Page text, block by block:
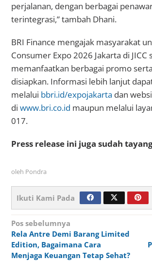
perjalanan, dengan berbagai
terintegrasi,” tambah Dhani.
BRI Finance mengajak masyarakat
Consumer Expo 2026 Jakarta di
memanfaatkan berbagai promo
disiapkan. Informasi lebih lanjut
melalui bbri.id/expojakarta dan
di www.bri.co.id maupun melalui
017.
Press release ini juga sudah
oleh Pondra
Ikuti Kami Pada
Navigasi
pos
Pos sebelumnya
Rela Antre Demi Barang Limited
Edition, Bagaimana Cara
Menjaga Keuangan Tetap Sehat?